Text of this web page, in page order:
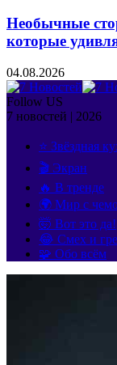
Необычные
которые
04.08.2026
Follow US
7 новостей | 2026
⭐ Звёздная
🎬 Экран
🔥 В тренде
🌍 Мир с
🤯 Вот это да!
😂 Смех и
🧩 Обо всём